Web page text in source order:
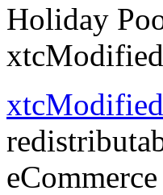
Holiday
xtcModified